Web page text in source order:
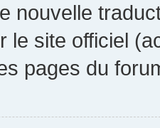
nouvelle
le site officiel
pages du